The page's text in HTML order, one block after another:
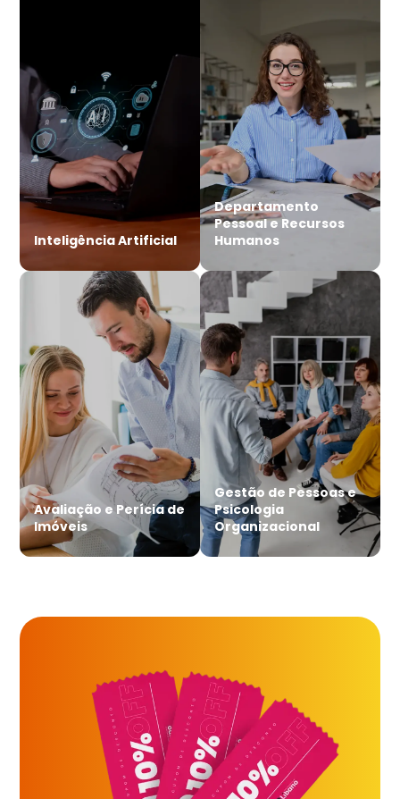
Inteligência Artificial
Departamento
Pessoal e Recursos
Humanos
Avaliação e Perícia de
Imóveis
Gestão de Pessoas e
Psicologia
Organizacional